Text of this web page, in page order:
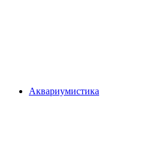
Аквариумистика